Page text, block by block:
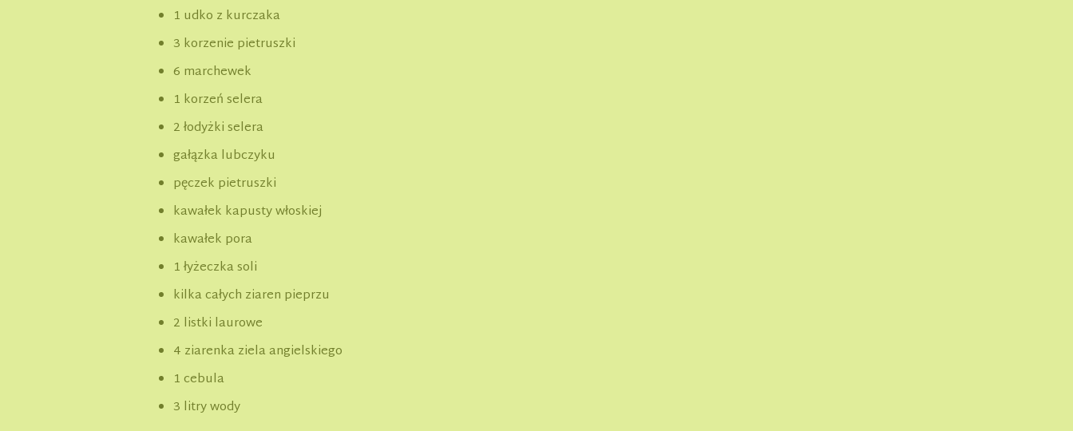
1 udko z kurczaka
3 korzenie pietruszki
6 marchewek
1 korzeń selera
2 łodyżki selera
gałązka lubczyku
pęczek pietruszki
kawałek kapusty włoskiej
kawałek pora
1 łyżeczka soli
kilka całych ziaren pieprzu
2 listki laurowe
4 ziarenka ziela angielskiego
1 cebula
3 litry wody